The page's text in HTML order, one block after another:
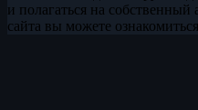
и полагаться на
сайта вы можете